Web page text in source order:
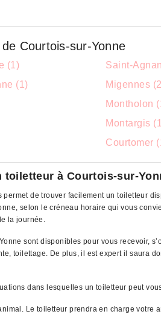
Courtois-sur-Yonne
(1) Saint-
(1)
Migennes
Montholon
Montargis
Courtomer
toiletteur à Courtois-sur-
permet de trouver facilement un toiletteur
selon le créneau horaire qui vous
la journée.
sont disponibles pour vous recevoir,
toilettage. De plus, il est expert il saura
dans lesquelles un toiletteur peut
Le toiletteur prendra en charge